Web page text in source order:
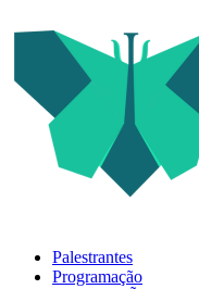
Palestrantes
Programação